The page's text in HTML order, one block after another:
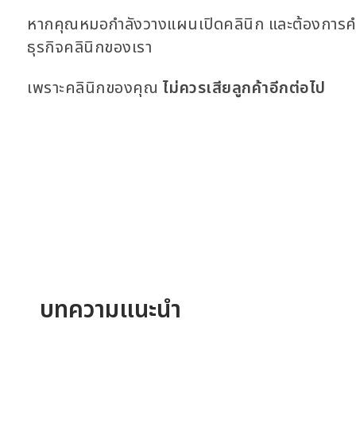
หากคุณหมอกำลังวางแผนเปิดคลินิก และต้องการ
ธุรกิจคลินิกของเรา
เพราะคลินิกของคุณ ไม่ควรเสียลูกค้าอีกต่อไป
บทความแนะนำ